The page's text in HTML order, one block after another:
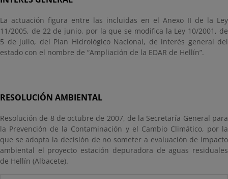
La actuación figura entre las incluidas en el Anexo II de la Ley
11/2005, de 22 de junio, por la que se modifica la Ley 10/2001, de
5 de julio, del Plan Hidrológico Nacional, de interés general del
estado con el nombre de “Ampliación de la EDAR de Hellín”.
RESOLUCIÓN AMBIENTAL
Resolución de 8 de octubre de 2007, de la Secretaría General para
la Prevención de la Contaminación y el Cambio Climático, por la
que se adopta la decisión de no someter a evaluación de impacto
ambiental el proyecto estación depuradora de aguas residuales
de Hellín (Albacete).